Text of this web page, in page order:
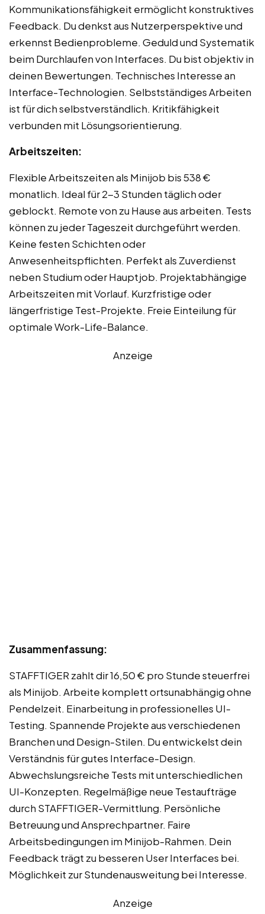
Kommunikationsfähigkeit ermöglicht konstruktives
Feedback. Du denkst aus Nutzerperspektive und
erkennst Bedienprobleme. Geduld und Systematik
beim Durchlaufen von Interfaces. Du bist objektiv in
deinen Bewertungen. Technisches Interesse an
Interface-Technologien. Selbstständiges Arbeiten
ist für dich selbstverständlich. Kritikfähigkeit
verbunden mit Lösungsorientierung.
Arbeitszeiten:
Flexible Arbeitszeiten als Minijob bis 538 €
monatlich. Ideal für 2-3 Stunden täglich oder
geblockt. Remote von zu Hause aus arbeiten. Tests
können zu jeder Tageszeit durchgeführt werden.
Keine festen Schichten oder
Anwesenheitspflichten. Perfekt als Zuverdienst
neben Studium oder Hauptjob. Projektabhängige
Arbeitszeiten mit Vorlauf. Kurzfristige oder
längerfristige Test-Projekte. Freie Einteilung für
optimale Work-Life-Balance.
Anzeige
Zusammenfassung:
STAFFTIGER zahlt dir 16,50 € pro Stunde steuerfrei
als Minijob. Arbeite komplett ortsunabhängig ohne
Pendelzeit. Einarbeitung in professionelles UI-
Testing. Spannende Projekte aus verschiedenen
Branchen und Design-Stilen. Du entwickelst dein
Verständnis für gutes Interface-Design.
Abwechslungsreiche Tests mit unterschiedlichen
UI-Konzepten. Regelmäßige neue Testaufträge
durch STAFFTIGER-Vermittlung. Persönliche
Betreuung und Ansprechpartner. Faire
Arbeitsbedingungen im Minijob-Rahmen. Dein
Feedback trägt zu besseren User Interfaces bei.
Möglichkeit zur Stundenausweitung bei Interesse.
Anzeige